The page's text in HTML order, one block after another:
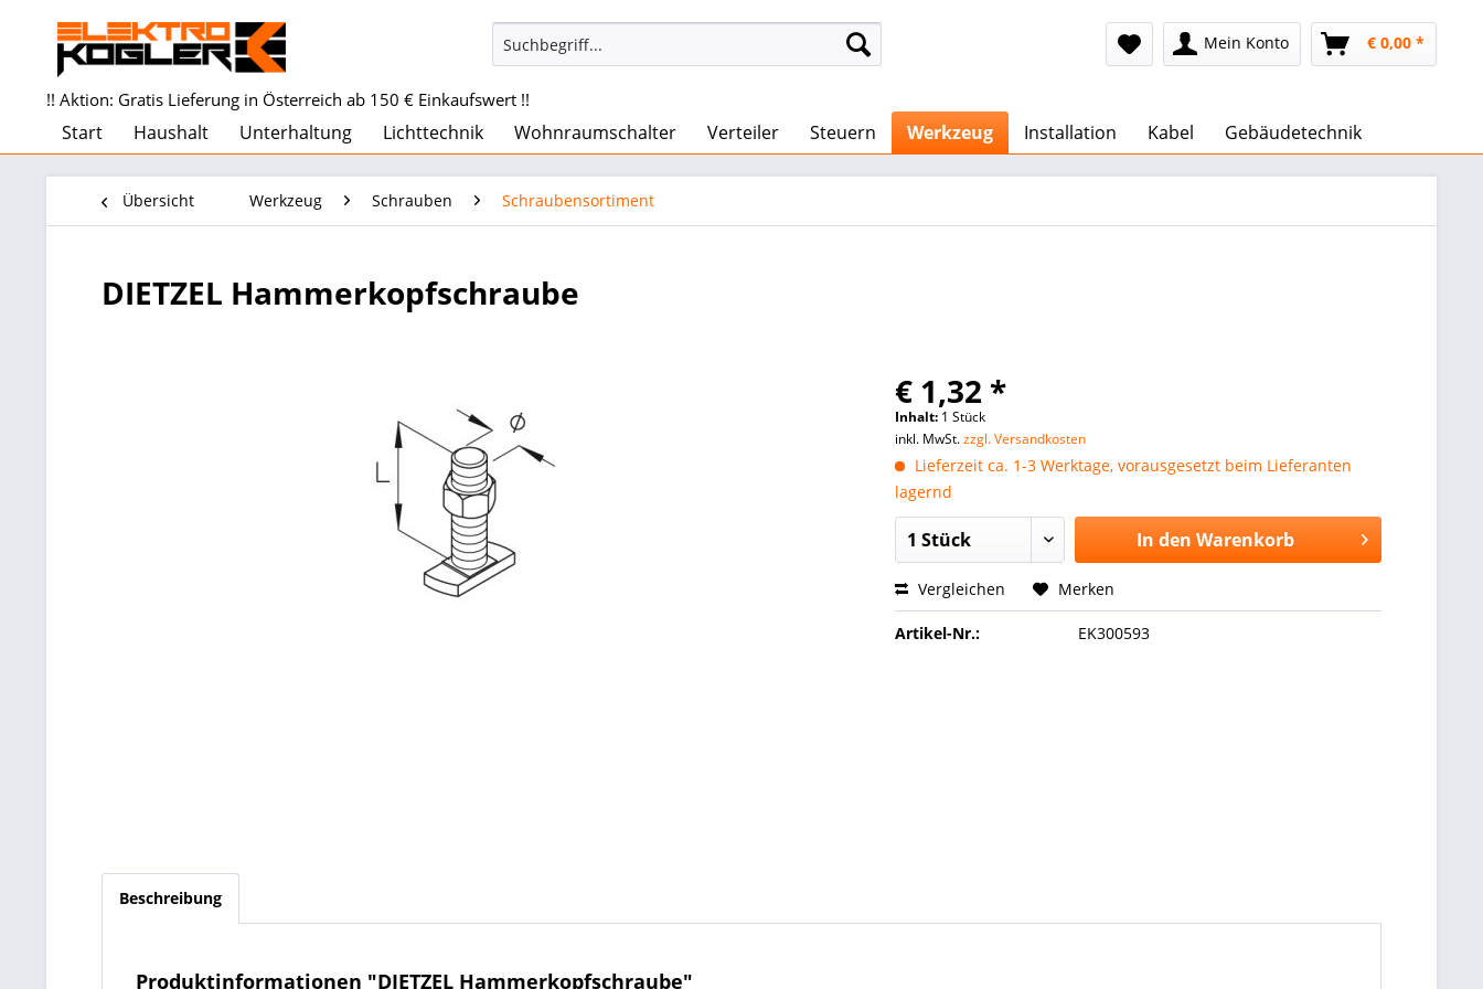
Mein Konto € 0,00 *
!! Aktion: Gratis Lieferung in Österreich ab 150 € Einkaufswert !!
Start Haushalt Unterhaltung Lichttechnik Wohnraumschalter Verteiler Steuern Werkzeug Installation Kabel Gebäudetechnik
Übersicht Werkzeug Schrauben Schraubensortiment
DIETZEL Hammerkopfschraube
€ 1,32 *
Inhalt: 1 Stück
inkl. MwSt.zzgl. Versandkosten
Lieferzeit ca. 1-3 Werktage, vorausgesetzt beim Lieferanten
lagernd
In den Warenkorb
Vergleichen Merken
Artikel-Nr.: EK300593
Beschreibung
Produktinformationen "DIETZEL Hammerkopfschraube"